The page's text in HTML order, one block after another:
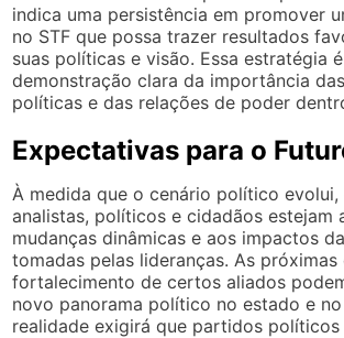
indica uma persistência em promover
no STF que possa trazer resultados
suas políticas e visão. Essa estratégia
demonstração clara da importância
políticas e das relações de poder
Expectativas para o
À medida que o cenário político evolui,
analistas, políticos e cidadãos estejam
mudanças dinâmicas e aos impactos
tomadas pelas lideranças. As próximas
fortalecimento de certos aliados
novo panorama político no estado e
realidade exigirá que partidos políticos